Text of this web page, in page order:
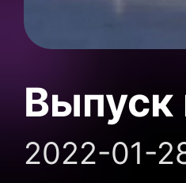
Выпуск
2022-01-